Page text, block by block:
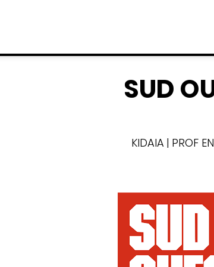
SUD
KIDAIA | PROF